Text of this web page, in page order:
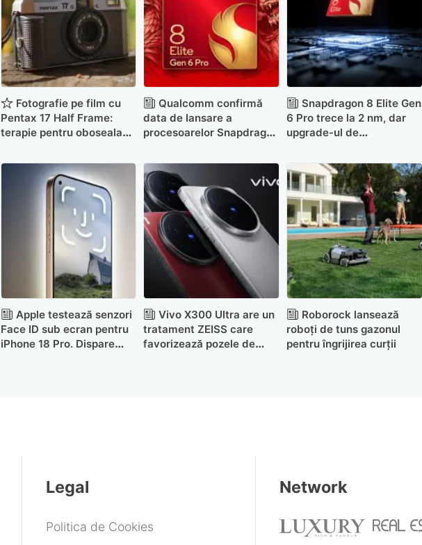
Fotografie pe film cu
Pentax 17 Half Frame:
terapie pentru oboseala
Qualcomm confirmă
data de lansare a
procesoarelor Snapdragon
Snapdragon 8 Elite Gen
6 Pro trece la 2 nm, dar
upgrade-ul de
sub așteptări
Apple testează senzori
Face ID sub ecran pentru
iPhone 18 Pro. Dispare
Vivo X300 Ultra are un
tratament ZEISS care
favorizează pozele de
Roborock lansează
roboți de tuns gazonul
pentru îngrijirea curții
Legal
Politica de Cookies
Network